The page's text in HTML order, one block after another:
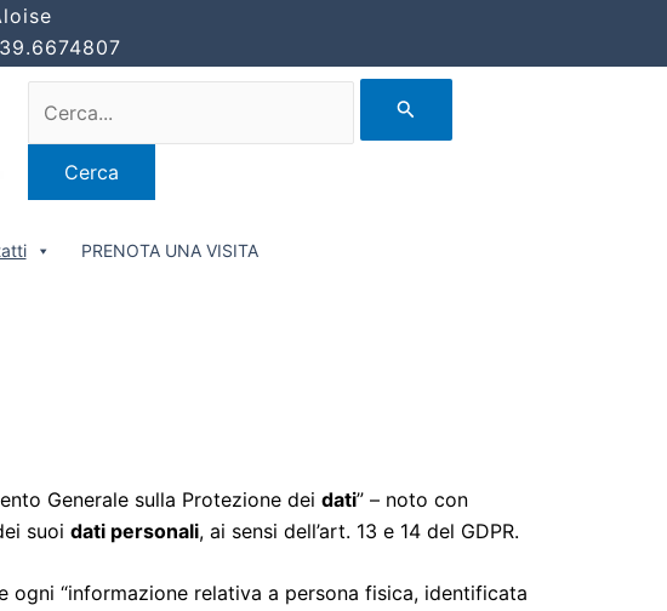
PRENOTA UNA VISITA
Generale sulla Protezione dei dati” – noto con
suoi dati personali, ai sensi dell’art. 13 e 14 del GDPR.
ogni “informazione relativa a persona fisica, identificata